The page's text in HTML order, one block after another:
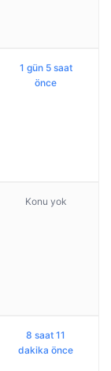
1 gün 5 saat
önce
Konu yok
8 saat 11
dakika önce